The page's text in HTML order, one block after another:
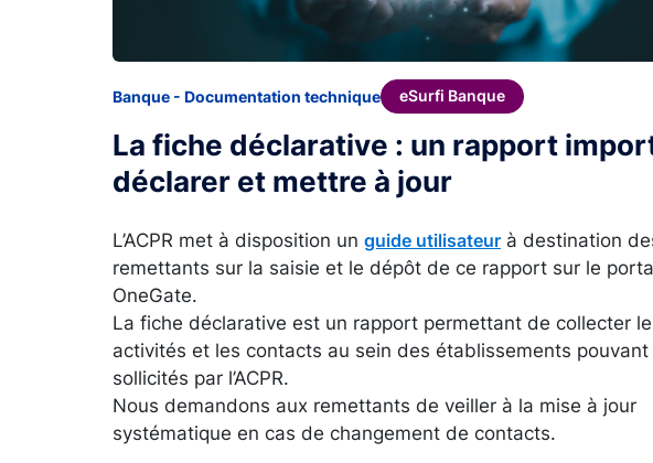
La fiche déclarative : un rapport
déclarer et mettre à jour
Banque - Documentation technique eSurfi Banque
L’ACPR met à disposition un guide utilisateur à destination
remettants sur la saisie et le dépôt de ce rapport sur le
OneGate.
La fiche déclarative est un rapport permettant de collecter
activités et les contacts au sein des établissements pouvant
sollicités par l’ACPR.
Nous demandons aux remettants de veiller à la mise à jour
systématique en cas de changement de contacts.